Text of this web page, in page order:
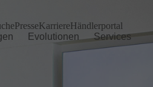
Evolutionen Services
PresseKarriereHändlerportal